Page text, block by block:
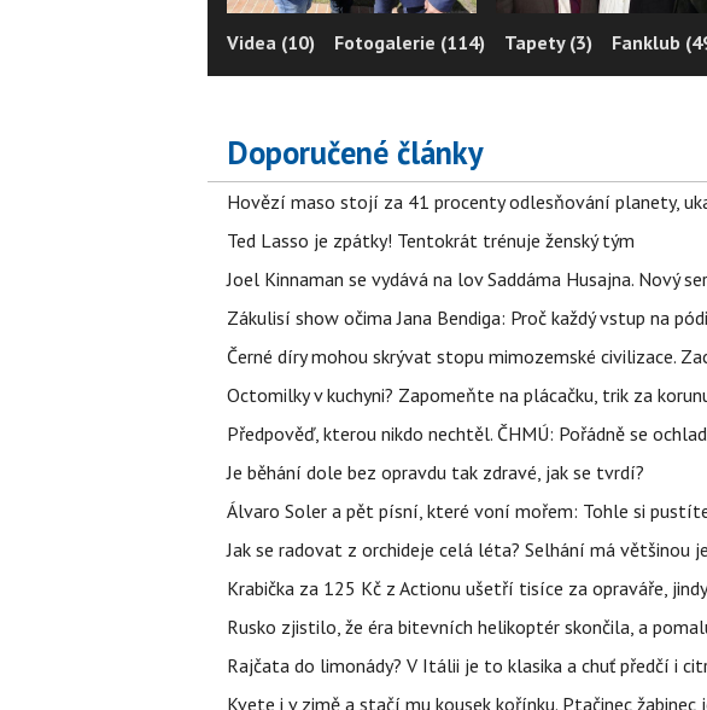
Videa (10) Fotogalerie (114) Tapety (3) Fanklub
Doporučené články
Hovězí maso stojí za 41 procenty odlesňování planety,
Ted Lasso je zpátky! Tentokrát trénuje ženský tým
Joel Kinnaman se vydává na lov Saddáma Husajna. Nový
Zákulisí show očima Jana Bendiga: Proč každý vstup na
Černé díry mohou skrývat stopu mimozemské civilizace.
Octomilky v kuchyni? Zapomeňte na plácačku, trik za
Předpověď, kterou nikdo nechtěl. ČHMÚ: Pořádně se
Je běhání dole bez opravdu tak zdravé, jak se tvrdí?
Álvaro Soler a pět písní, které voní mořem: Tohle si
Jak se radovat z orchideje celá léta? Selhání má většinou
Krabička za 125 Kč z Actionu ušetří tisíce za opraváře,
Rusko zjistilo, že éra bitevních helikoptér skončila, a
Rajčata do limonády? V Itálii je to klasika a chuť předčí i
Kvete i v zimě a stačí mu kousek kořínku. Ptačinec